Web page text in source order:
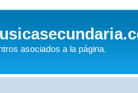
asociados a la página.